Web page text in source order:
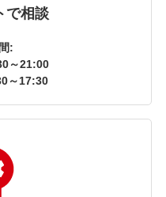
で相談
:
～21:00
～17:30